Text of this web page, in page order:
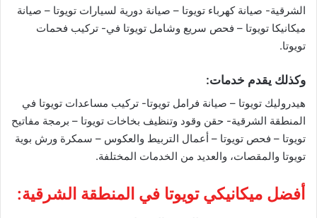
الشرقية- صيانة كهرباء تويوتا – صيانة دورية لسيارات تويوتا – صيانة
ميكانيكا تويوتا – فحص سريع وشامل تويوتا في- تركيب فحمات
تويوتا.
وكذلك يقدم خدمات:
هيدروليك تويوتا – صيانة فرامل تويوتا- تركيب مساعدات تويوتا في
المنطقة الشرقية- حقن وقود وتنظيف بخاخات تويوتا – برمجة مفاتيح
تويوتا – فحص تويوتا – أعمال التربيط والعكوس – سمكرة ورش بوية
تويوتا والمقصات، والعديد من الخدمات المختلفة.
أفضل ميكانيكي تويوتا في المنطقة الشرقية: